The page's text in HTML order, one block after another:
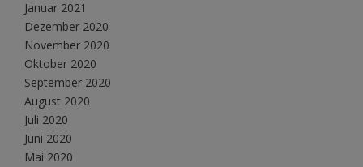
Januar 2021
Dezember 2020
November 2020
Oktober 2020
September 2020
August 2020
Juli 2020
Juni 2020
Mai 2020